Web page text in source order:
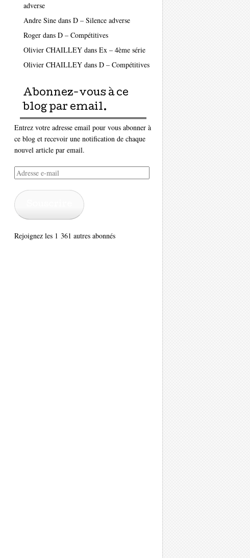
adverse
Andre Sinedans D – Silence adverse
Rogerdans D – Compétitives
Olivier CHAILLEYdans Ex – 4ème série
Olivier CHAILLEYdans D – Compétitives
Abonnez-vous à ce
blog par email.
Entrez votre adresse email pour vous abonner à
ce blog et recevoir une notification de chaque
nouvel article par email.
Adresse
e-
mail
Rejoignez les 1 361 autres abonnés